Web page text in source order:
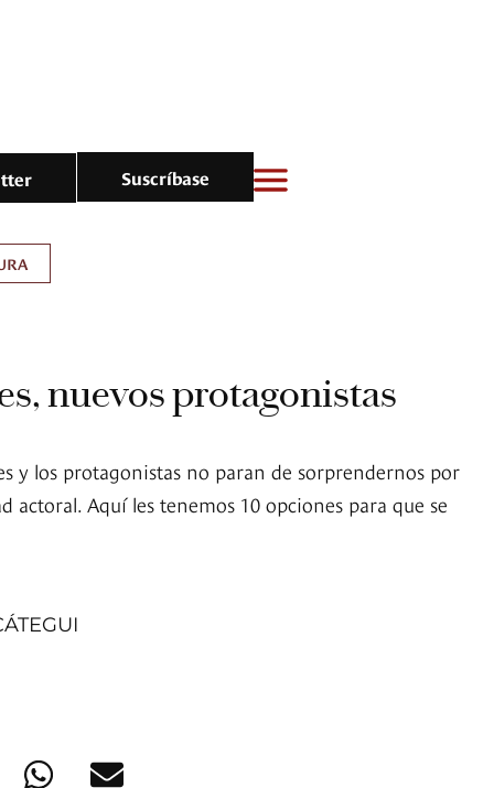
Suscríbase
nuevos protagonistas
y los protagonistas no paran de sorprendernos por
actoral. Aquí les tenemos 10 opciones para que se